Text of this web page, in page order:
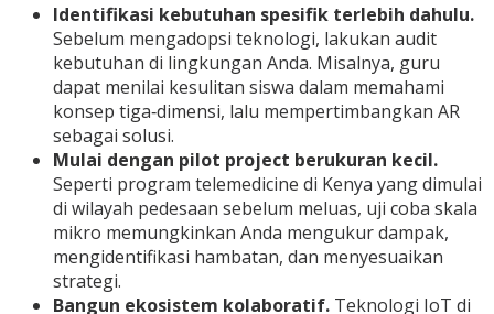
Identifikasi kebutuhan spesifik terlebih dahulu.
Sebelum mengadopsi teknologi, lakukan audit
kebutuhan di lingkungan Anda. Misalnya, guru
dapat menilai kesulitan siswa dalam memahami
konsep tiga‑dimensi, lalu mempertimbangkan AR
sebagai solusi.
Mulai dengan pilot project berukuran kecil.
Seperti program telemedicine di Kenya yang dimulai
di wilayah pedesaan sebelum meluas, uji coba skala
mikro memungkinkan Anda mengukur dampak,
mengidentifikasi hambatan, dan menyesuaikan
strategi.
Bangun ekosistem kolaboratif. Teknologi IoT di